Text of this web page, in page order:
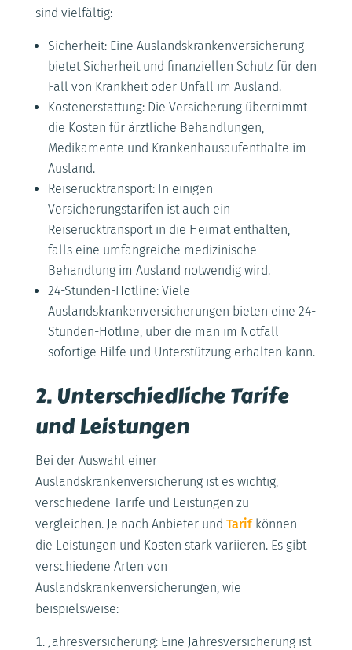
sind vielfältig:
Sicherheit: Eine Auslandskrankenversicherung
bietet Sicherheit und finanziellen Schutz für den
Fall von Krankheit oder Unfall im Ausland.
Kostenerstattung: Die Versicherung übernimmt
die Kosten für ärztliche Behandlungen,
Medikamente und Krankenhausaufenthalte im
Ausland.
Reiserücktransport: In einigen
Versicherungstarifen ist auch ein
Reiserücktransport in die Heimat enthalten,
falls eine umfangreiche medizinische
Behandlung im Ausland notwendig wird.
24-Stunden-Hotline: Viele
Auslandskrankenversicherungen bieten eine 24-
Stunden-Hotline, über die man im Notfall
sofortige Hilfe und Unterstützung erhalten kann.
2. Unterschiedliche Tarife
und Leistungen
Bei der Auswahl einer
Auslandskrankenversicherung ist es wichtig,
verschiedene Tarife und Leistungen zu
vergleichen. Je nach Anbieter und Tarifkönnen
die Leistungen und Kosten stark variieren. Es gibt
verschiedene Arten von
Auslandskrankenversicherungen, wie
beispielsweise:
Jahresversicherung: Eine Jahresversicherung ist